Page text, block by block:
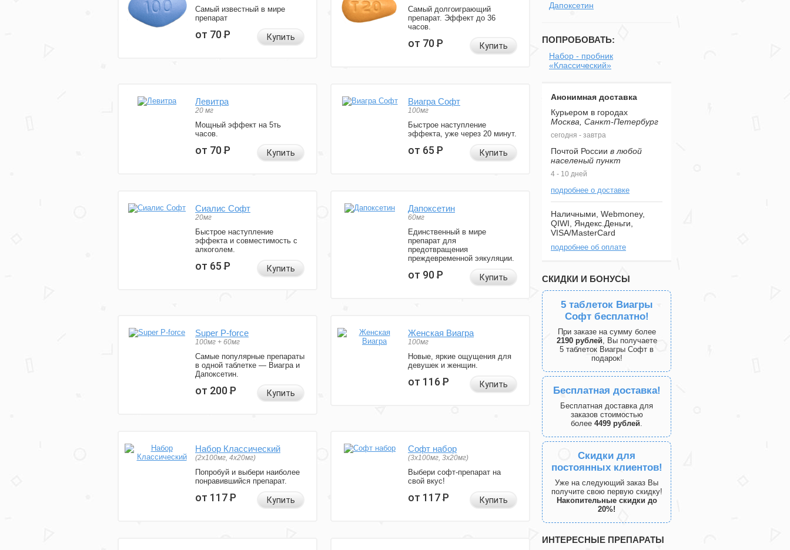
Самый известный в мире
препарат
от 70Р Купить
Самый долгоиграющий
препарат. Эффект до 36
часов.
от 70Р Купить
Левитра
20 мг
Мощный эффект на 5ть
часов.
от 70Р Купить
Виагра Софт
100мг
Быстрое наступление
эффекта, уже через 20 минут.
от 65Р Купить
Сиалис Софт
20мг
Быстрое наступление
эффекта и совместимость с
алкоголем.
от 65Р Купить
Дапоксетин
60мг
Единственный в мире
препарат для
предотвращения
преждевременной эякуляции.
от 90Р Купить
Super P-force
100мг + 60мг
Самые популярные препараты
в одной таблетке — Виагра и
Дапоксетин.
от 200Р Купить
Женская Виагра
100мг
Новые, яркие ощущения для
девушек и женщин.
от 116Р Купить
Набор Классический
(2x100мг, 4x20мг)
Попробуй и выбери наиболее
понравившийся препарат.
от 117Р Купить
Софт набор
(3x100мг, 3x20мг)
Выбери софт-препарат на
свой вкус!
от 117Р Купить
Дапоксетин
ПОПРОБОВАТЬ:
Набор - пробник
«Классический»
Анонимная доставка
Курьером в городах
Москва, Санкт-Петербург
сегодня - завтра
Почтой России в любой
населеный пункт
4 - 10 дней
подробнее о доставке
Наличными, Webmoney,
QIWI, Яндекс.Деньги,
VISA/MasterCard
подробнее об оплате
СКИДКИ И БОНУСЫ
5 таблеток Виагры
Софт бесплатно!
При заказе на сумму более
2190 рублей, Вы получаете
5 таблеток Виагры Софт в
подарок!
Бесплатная доставка!
Бесплатная доставка для
заказов стоимостью
более 4499 рублей.
Скидки для
постоянных клиентов!
Уже на следующий заказ Вы
получите свою первую скидку!
Накопительные скидки до
20%!
ИНТЕРЕСНЫЕ ПРЕПАРАТЫ